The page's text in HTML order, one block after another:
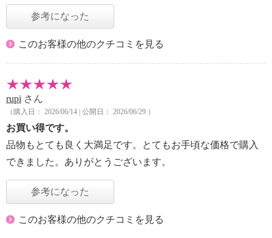
参考になった
このお客様の他のクチコミを見る
rupi さん
（購入日： 2026/06/14 | 公開日： 2026/06/29 ）
お買い得です。
品物もとても良く大満足です。とてもお手頃な価格で購入
できました。ありがとうございます。
参考になった
このお客様の他のクチコミを見る